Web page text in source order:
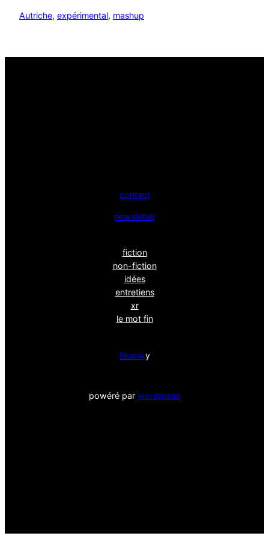
Autriche, expérimental, mashup
contact
newsletter
fiction
non-fiction
idées
entretiens
xr
le mot fin
Bluesky
powéré par wordpress